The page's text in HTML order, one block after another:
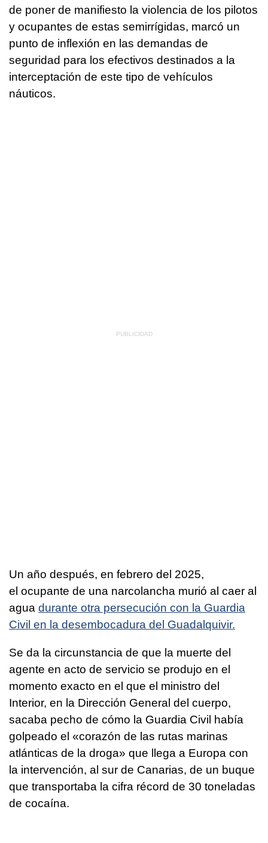
de poner de manifiesto la violencia de los pilotos
y ocupantes de estas semirrígidas, marcó un
punto de inflexión en las demandas de
seguridad para los efectivos destinados a la
interceptación de este tipo de vehículos
náuticos.
Un año después, en febrero del 2025,
el ocupante de una narcolancha murió al caer al
agua durante otra persecución con la Guardia
Civil en la desembocadura del Guadalquivir.
Se da la circunstancia de que la muerte del
agente en acto de servicio se produjo en el
momento exacto en el que el ministro del
Interior, en la Dirección General del cuerpo,
sacaba pecho de cómo la Guardia Civil había
golpeado el «corazón de las rutas marinas
atlánticas de la droga» que llega a Europa con
la intervención, al sur de Canarias, de un buque
que transportaba la cifra récord de 30 toneladas
de cocaína.